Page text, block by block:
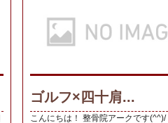
ゴルフ×四十肩...
こんにちは！ 整骨院アークです